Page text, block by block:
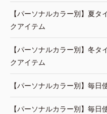
【パーソナルカラー別】夏
クアイテム
【パーソナルカラー別】冬
クアイテム
【パーソナルカラー別】毎
【パーソナルカラー別】毎日